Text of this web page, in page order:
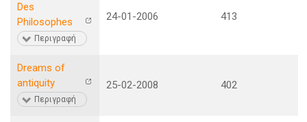
Des
Philosophes
Περιγραφή
24-01-2006 413
Dreams of
antiquity
Περιγραφή
25-02-2008 402